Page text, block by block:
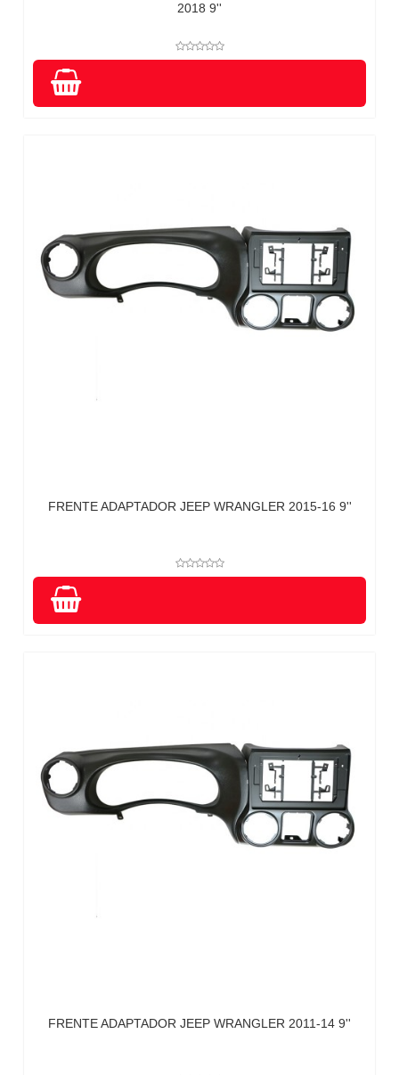
2018 9''
FRENTE ADAPTADOR JEEP WRANGLER 2015-16 9''
FRENTE ADAPTADOR JEEP WRANGLER 2011-14 9''